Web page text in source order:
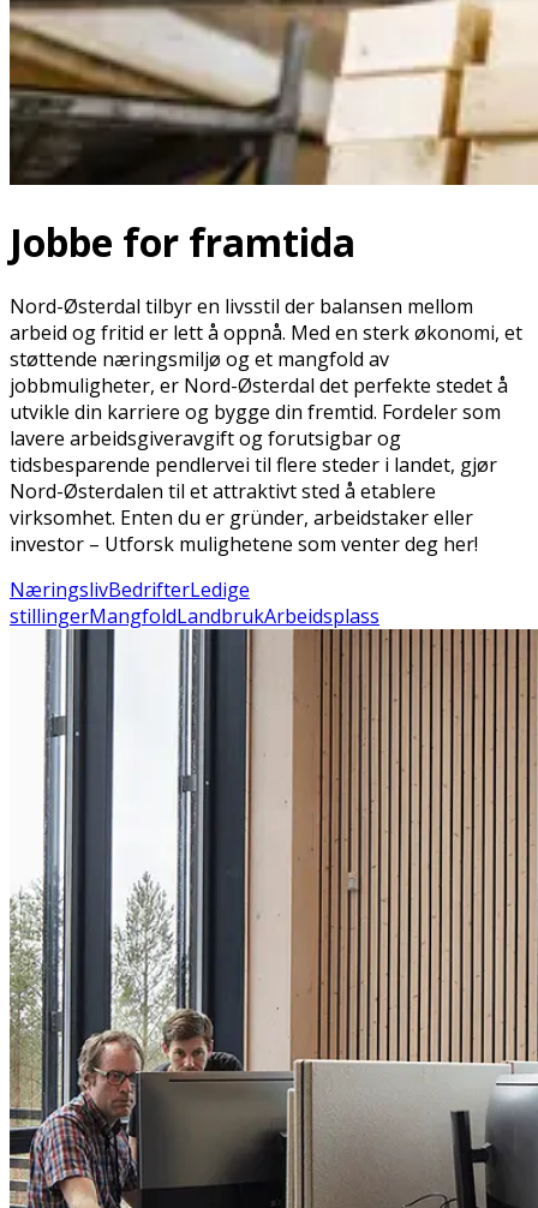
Jobbe for framtida
Nord-Østerdal tilbyr en livsstil der balansen mellom
arbeid og fritid er lett å oppnå. Med en sterk økonomi, et
støttende næringsmiljø og et mangfold av
jobbmuligheter, er Nord-Østerdal det perfekte stedet å
utvikle din karriere og bygge din fremtid. Fordeler som
lavere arbeidsgiveravgift og forutsigbar og
tidsbesparende pendlervei til flere steder i landet, gjør
Nord-Østerdalen til et attraktivt sted å etablere
virksomhet. Enten du er gründer, arbeidstaker eller
investor – Utforsk mulighetene som venter deg her!
NæringslivBedrifterLedige
stillingerMangfoldLandbrukArbeidsplass